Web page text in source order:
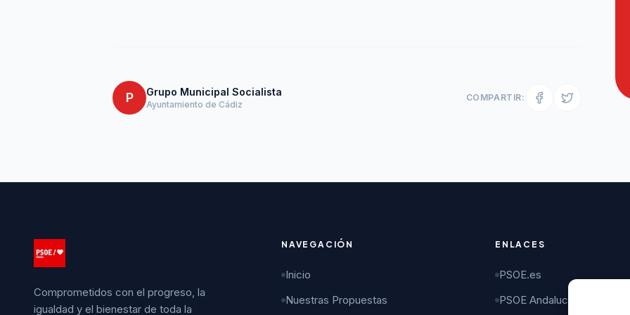
P Grupo Municipal Socialista
Ayuntamiento de Cádiz
COMPARTIR:
Comprometidos con el progreso, la
igualdad y el bienestar de toda la
NAVEGACIÓN
Inicio
Nuestras Propuestas
ENLACES
PSOE.es
PSOE Andalucía